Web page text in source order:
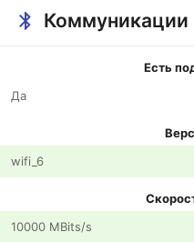
Коммуникации
Есть
Да
wifi_6
10000 MBits/s